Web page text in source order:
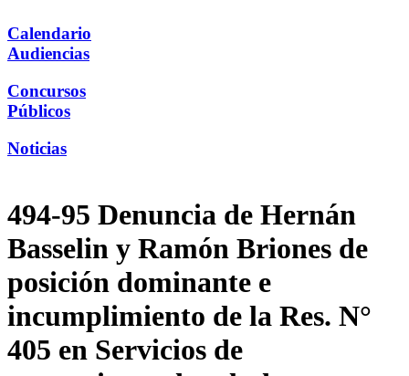
Calendario
Audiencias
Concursos
Públicos
Noticias
494-95 Denuncia de Hernán
Basselin y Ramón Briones de
posición dominante e
incumplimiento de la Res. N°
405 en Servicios de